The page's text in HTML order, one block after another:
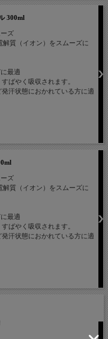
300ml
ズ
質（イオン）をスムーズに
最適
ばやく吸収されます。
汗状態におかれている方に適
ズ
質（イオン）をスムーズに
最適
ばやく吸収されます。
汗状態におかれている方に適